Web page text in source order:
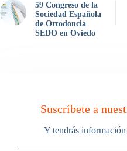
59 Congreso de la
Sociedad Española
de Ortodoncia
SEDO en Oviedo
Suscríbete a
Y tendrás